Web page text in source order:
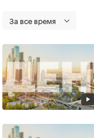
За все время